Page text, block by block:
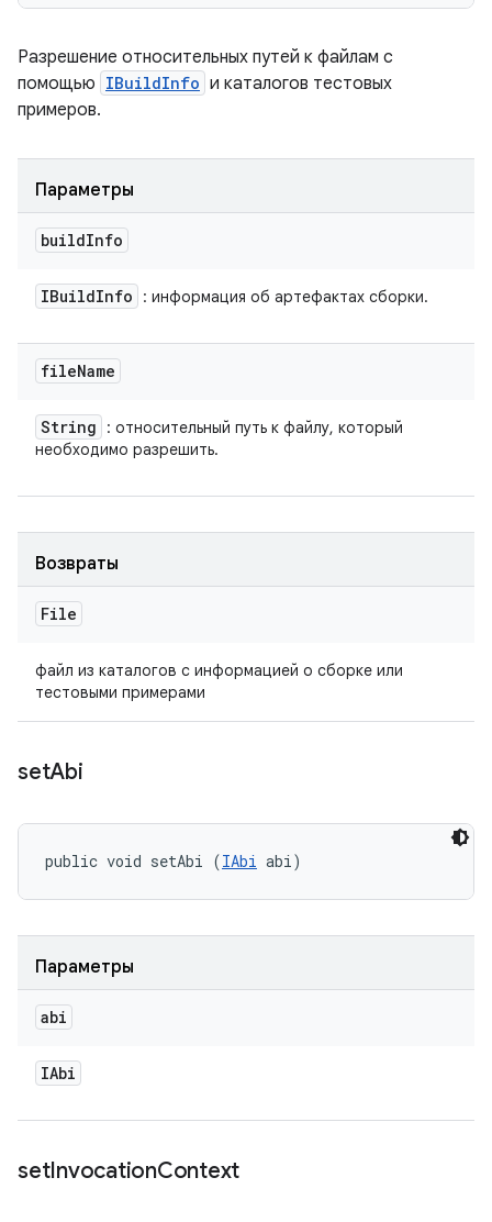
Разрешение относительных путей к файлам с
помощью IBuildInfo и каталогов тестовых
примеров.
Параметры
buildInfo
IBuildInfo : информация об артефактах сборки.
fileName
String
: относительный путь к файлу, который
необходимо разрешить.
Возвраты
File
файл из каталогов с информацией о сборке или
тестовыми примерами
setAbi
public void setAbi (IAbi abi)
Параметры
abi
IAbi
setInvocationContext